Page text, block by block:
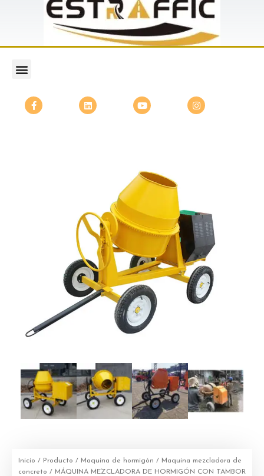
Inicio / Producto / Maquina de hormigón / Maquina mezcladora de
concreto / MÁQUINA MEZCLADORA DE HORMIGÓN CON TAMBOR